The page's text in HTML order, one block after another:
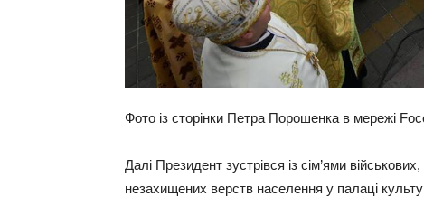
Фото із сторінки Петра Порошенка в мережі
Далі Президент зустрівся із сім’ями
незахищених верств населення у палаці